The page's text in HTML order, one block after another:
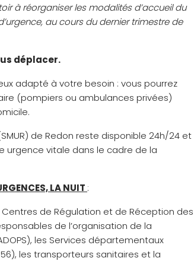
à réorganiser les modalités d’accueil du
au cours du dernier trimestre de
déplacer.
adapté à votre besoin : vous pourrez
(pompiers ou ambulances privées)
de Redon reste disponible 24h/24 et
urgence vitale dans le cadre de la
LA NUIT :
Centres de Régulation et de Réception des
de l’organisation de la
les Services départementaux
les transporteurs sanitaires et la